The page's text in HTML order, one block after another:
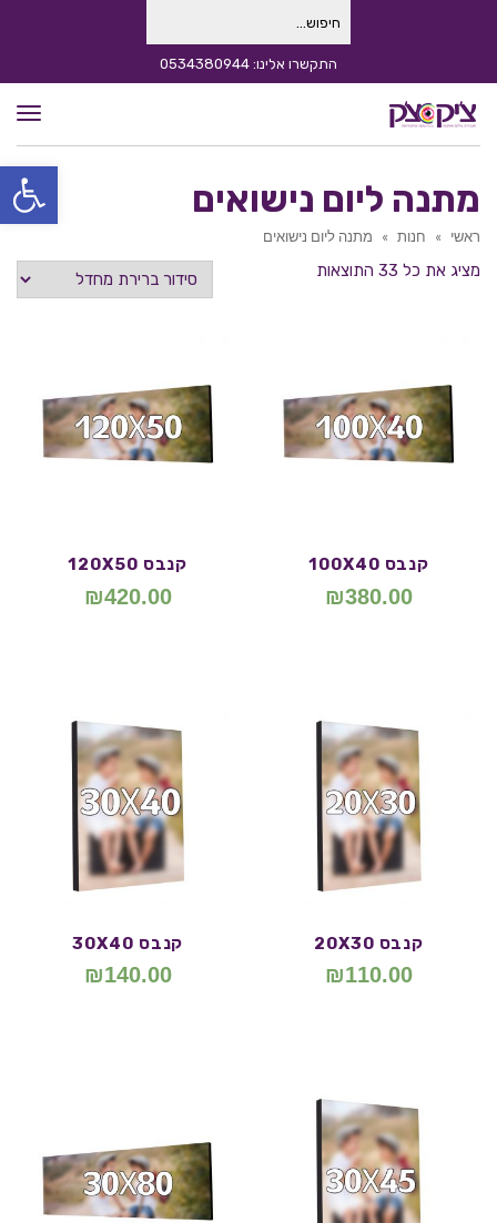
פתח
עבור: התקשרו אלינו: 0534380944
מתנה ליום נישואים
ראשי » חנות » מתנה ליום נישואים
מציג את כל 33 התוצאות
קנבס 100X40
₪380.00
קנבס 120X50
₪420.00
קנבס 20X30
₪110.00
קנבס 30X40
₪140.00